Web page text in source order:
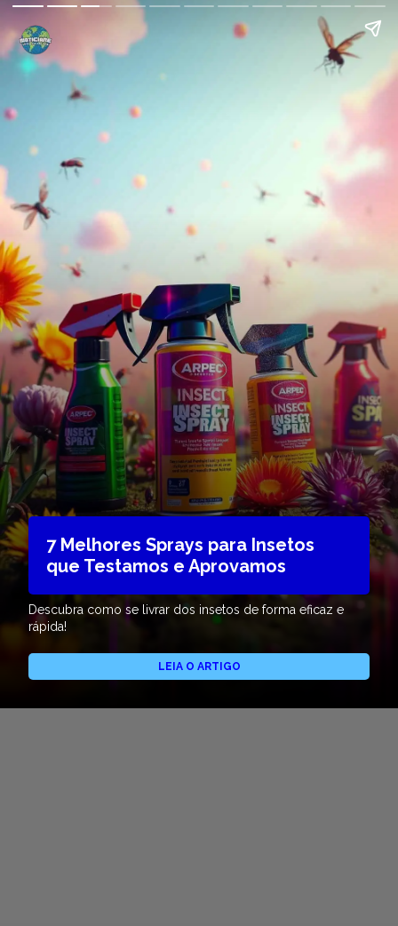
7 Melhores Sprays para Insetos
que Testamos e Aprovamos
Descubra como se livrar dos insetos de forma eficaz e
rápida!
LEIA O ARTIGO